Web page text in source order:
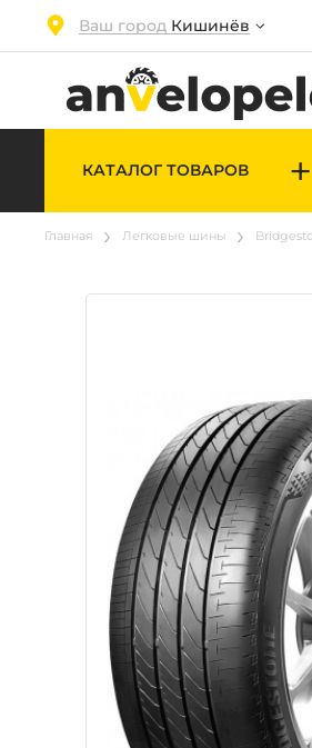
Ваш город Кишинёв
КАТАЛОГ ТОВАРОВ +
Главная Легковые шины